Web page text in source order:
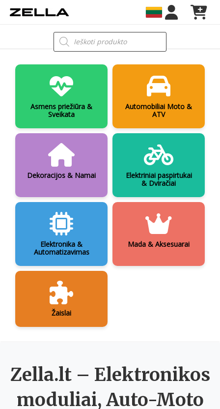
prie
Products
search
Asmens priežiūra &
Sveikata
Automobiliai Moto &
ATV
Dekoracijos & Namai
Elektriniai paspirtukai
& Dviračiai
Elektronika &
Automatizavimas
Mada & Aksesuarai
Žaislai
Zella.lt – Elektronikos
moduliai, Auto-Moto